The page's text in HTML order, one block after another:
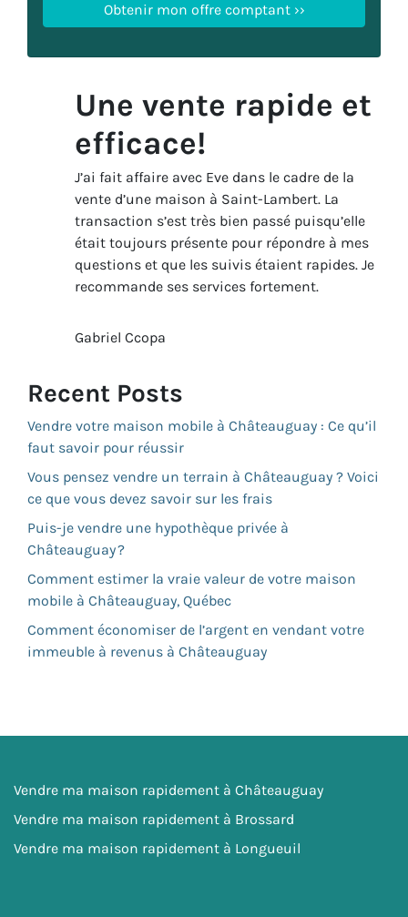
Une vente rapide et
efficace!
J’ai fait affaire avec Eve dans le cadre de la
vente d’une maison à Saint-Lambert. La
transaction s’est très bien passé puisqu’elle
était toujours présente pour répondre à mes
questions et que les suivis étaient rapides. Je
recommande ses services fortement.
Gabriel Ccopa
Recent Posts
Vendre votre maison mobile à Châteauguay : Ce qu’il
faut savoir pour réussir
Vous pensez vendre un terrain à Châteauguay ? Voici
ce que vous devez savoir sur les frais
Puis-je vendre une hypothèque privée à
Châteauguay ?
Comment estimer la vraie valeur de votre maison
mobile à Châteauguay, Québec
Comment économiser de l’argent en vendant votre
immeuble à revenus à Châteauguay
Vendre ma maison rapidement à Châteauguay
Vendre ma maison rapidement à Brossard
Vendre ma maison rapidement à Longueuil